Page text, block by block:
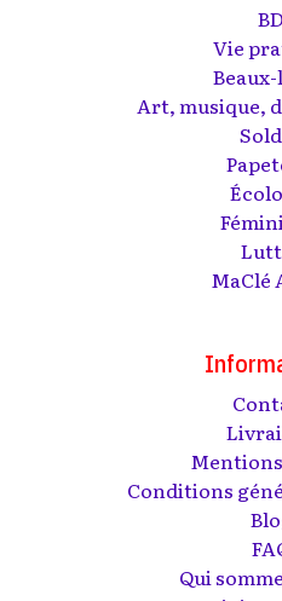
BD
Vie
Art, musique,
MaClé
Conditions
Qui